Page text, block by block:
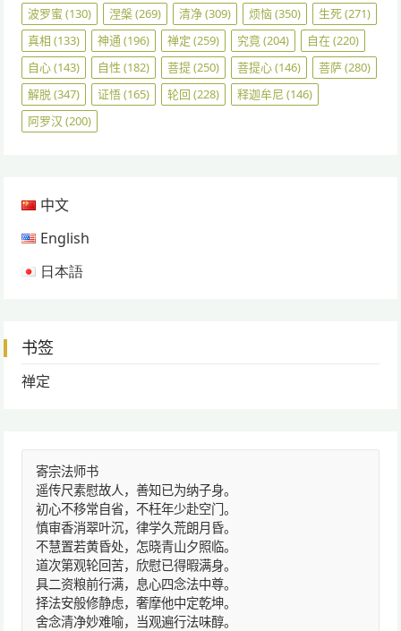
波罗蜜 (130) 涅槃(269) 清净(309) 烦恼(350) 生死(271)
真相 (133) 神通 (196) 禅定 (259) 究竟(204) 自在(220)
自心(143) 自性 (182) 菩提(250) 菩提心(146) 菩萨(280)
解脱(347) 证悟(165) 轮回 (228) 释迦牟尼 (146)
阿罗汉 (200)
中文
English
日本語
书签
禅定
寄宗法师书
遥传尺素慰故人，善知已为纳子身。
初心不移常自省，不枉年少赴空门。
慎审香消翠叶沉，律学久荒朗月昏。
不慧置若黄昏处，怎晓青山夕照临。
道次第观轮回苦，欣慰已得暇满身。
具二资粮前行满，息心四念法中尊。
择法安般修静虑，奢摩他中定乾坤。
舍念清净妙难喻，当观遍行法味醇。